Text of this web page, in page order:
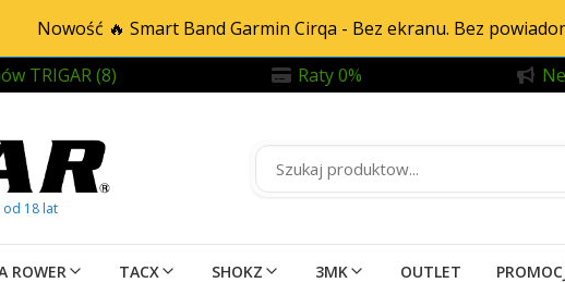
Nowość 🔥 Smart Band Garmin Cirqa - Bez ekranu. Bez
TRIGAR (8)
Raty 0%
ROWER TACX SHOKZ 3MK OUTLET